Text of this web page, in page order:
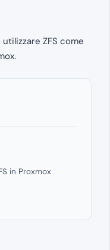
ZFS come
in Proxmox